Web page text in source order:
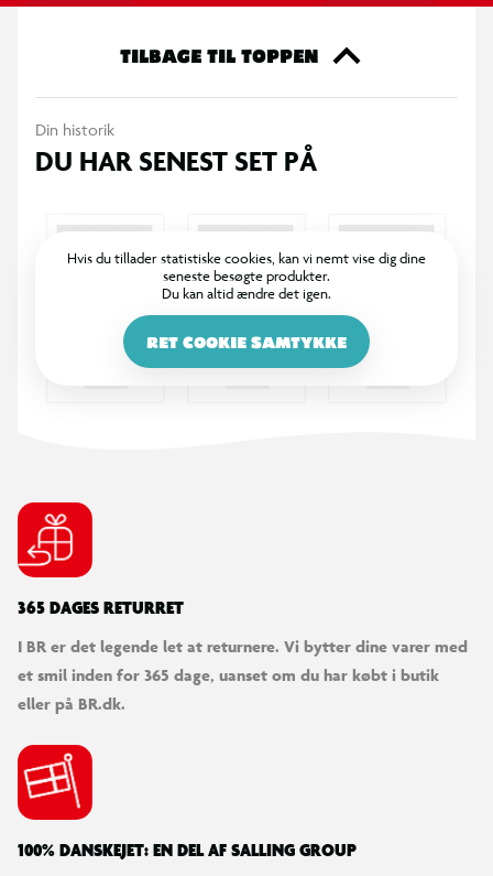
6 figurer at bygge, lege med og udstille
Havkat, Æskebarn, Alfekat, Pandy Pote, Muffins og Daniel James
"DJ" Katteurt.
Havkat har en diamant
Alfekat har en vandkande
Pandy Pote har et dukkehus
Muffins har en kage
Daniel James "DJ" Katteurt har et klaver
med selvtillid. Der kan de zoome og dreje modellerne i 3D, se
en letforståelig digital vejledning og følge deres
byggefremskridt. Byg-selv-sættet indeholder 324 elementer.
TILBAGE TIL TOPPEN
Din historik
DU HAR SENEST SET PÅ
Hvis du tillader statistiske cookies, kan vi nemt vise dig dine
seneste besøgte produkter.
Du kan altid ændre det igen.
RET COOKIE SAMTYKKE
365 DAGES RETURRET
I BR er det legende let at returnere. Vi bytter dine varer med
et smil inden for 365 dage, uanset om du har købt i butik
eller på BR.dk.
100% DANSKEJET: EN DEL AF SALLING GROUP